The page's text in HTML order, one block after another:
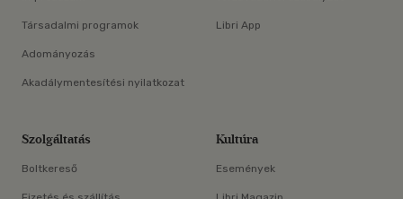
Társadalmi programok
Adományozás
Akadálymentesítési nyilatkozat
Libri App
Szolgáltatás
Boltkereső
Kultúra
Események